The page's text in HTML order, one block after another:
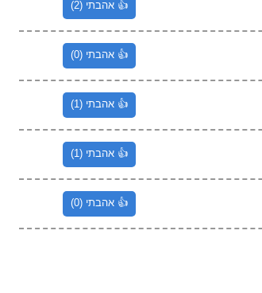
👍 אהבתי (2)
👍 אהבתי (0)
👍 אהבתי (1)
👍 אהבתי (1)
👍 אהבתי (0)